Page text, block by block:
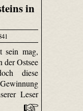
in
sein mag,
der Ostsee
diese
Leser